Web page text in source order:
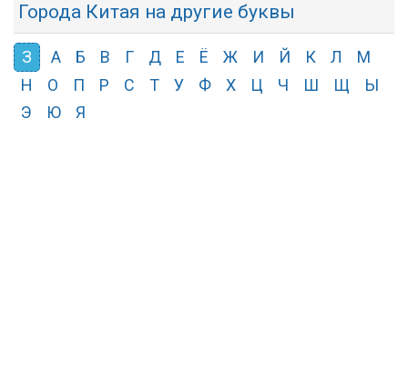
Города Китая на другие буквы
З А Б В Г Д Е Ё Ж И Й К Л
М
Н
О П Р С Т У Ф Х Ц Ч Ш Щ
Ы
Э
Ю Я